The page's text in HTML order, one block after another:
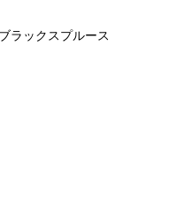
ラックスプルース